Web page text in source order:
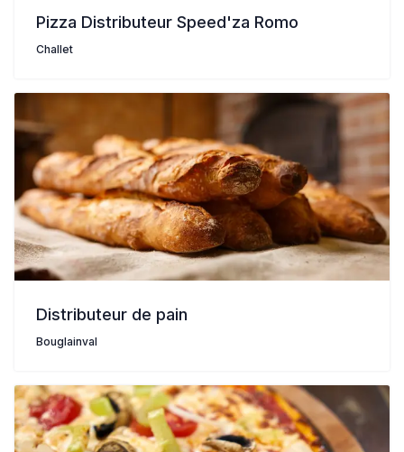
Pizza Distributeur Speed'za Romo
Challet
Distributeur de pain
Bouglainval